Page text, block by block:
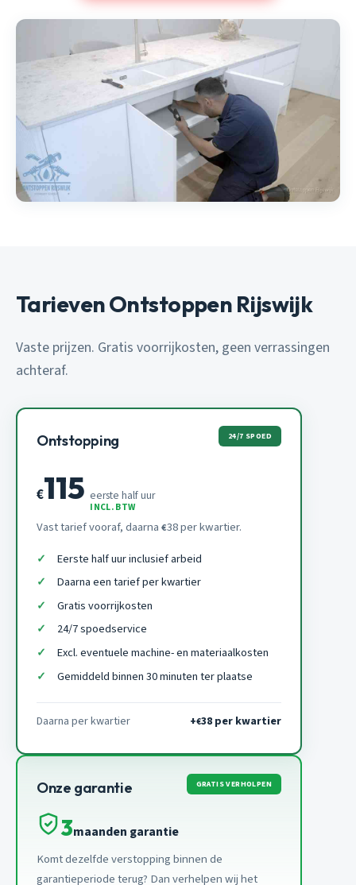
Tarieven Ontstoppen Rijswijk
Vaste prijzen. Gratis voorrijkosten, geen verrassingen
achteraf.
Ontstopping 24/7 SPOED
€115 eerste half uur
INCL. BTW
Vast tarief vooraf, daarna €38 per kwartier.
Eerste half uur inclusief arbeid
Daarna een tarief per kwartier
Gratis voorrijkosten
24/7 spoedservice
Excl. eventuele machine- en materiaalkosten
Gemiddeld binnen 30 minuten ter plaatse
Daarna per kwartier +€38 per kwartier
Onze garantie GRATIS VERHOLPEN
3maanden garantie
Komt dezelfde verstopping binnen de
garantieperiode terug? Dan verhelpen wij het